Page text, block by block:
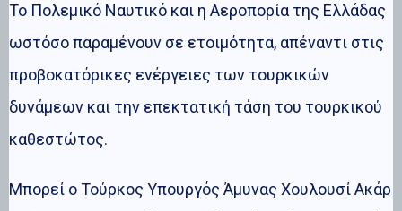
Το Πολεμικό Ναυτικό και η Αεροπορία της Ελλάδας
ωστόσο παραμένουν σε ετοιμότητα, απέναντι στις
προβοκατόρικες ενέργειες των τουρκικών
δυνάμεων και την επεκτατική τάση του τουρκικού
καθεστώτος.
Μπορεί ο Τούρκος Υπουργός Άμυνας Χουλουσί Ακάρ